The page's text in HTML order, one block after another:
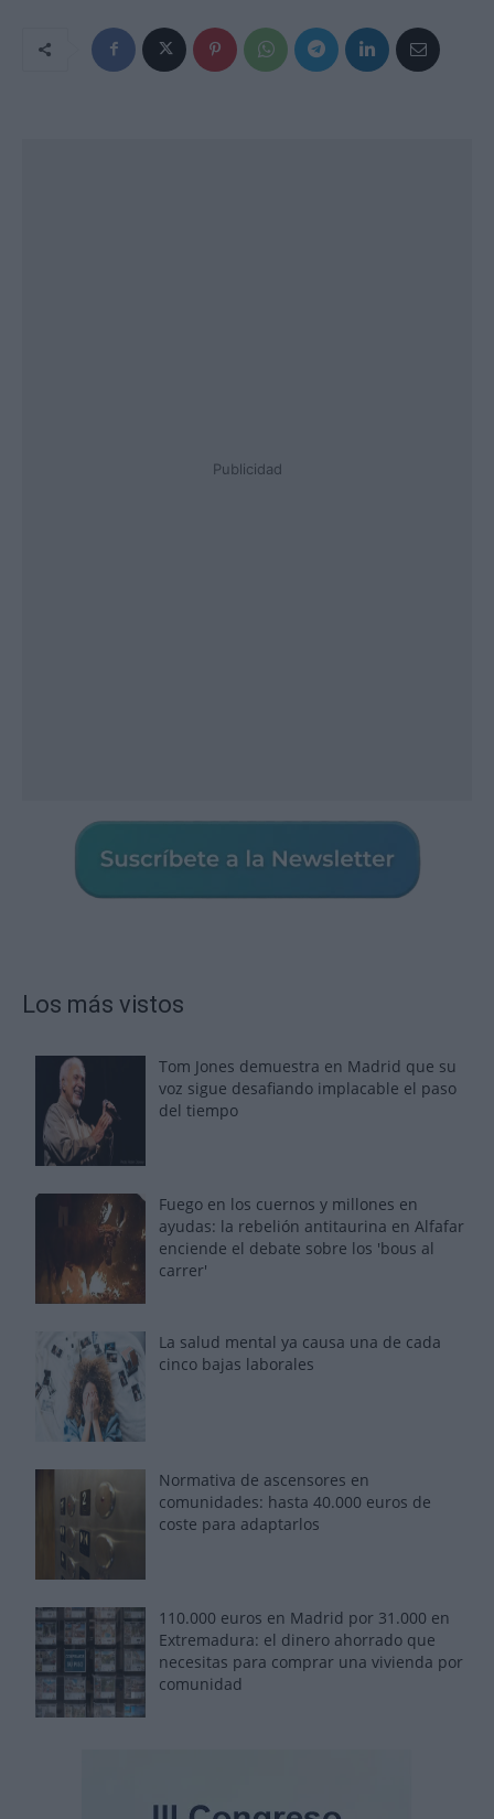
Publicidad
Los más vistos
Tom Jones demuestra en Madrid que su
voz sigue desafiando implacable el paso
del tiempo
Fuego en los cuernos y millones en
ayudas: la rebelión antitaurina en Alfafar
enciende el debate sobre los 'bous al
carrer'
La salud mental ya causa una de cada
cinco bajas laborales
Normativa de ascensores en
comunidades: hasta 40.000 euros de
coste para adaptarlos
110.000 euros en Madrid por 31.000 en
Extremadura: el dinero ahorrado que
necesitas para comprar una vivienda por
comunidad